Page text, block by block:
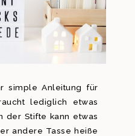
simple Anleitung für
lediglich etwas
der Stifte kann etwas
andere Tasse heiße